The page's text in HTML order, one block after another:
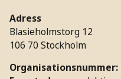
Adress
Blasieholmstorg 12
106 70 Stockholm
Organisationsnummer: